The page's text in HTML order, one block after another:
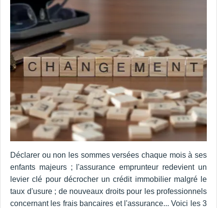
Déclarer ou non les sommes versées chaque mois à ses
enfants majeurs ; l'assurance emprunteur redevient un
levier clé pour décrocher un crédit immobilier malgré le
taux d'usure ; de nouveaux droits pour les professionnels
concernant les frais bancaires et l'assurance... Voici les 3